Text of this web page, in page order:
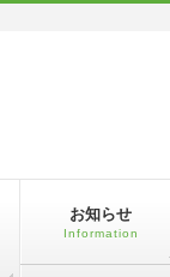
お知らせ
Information